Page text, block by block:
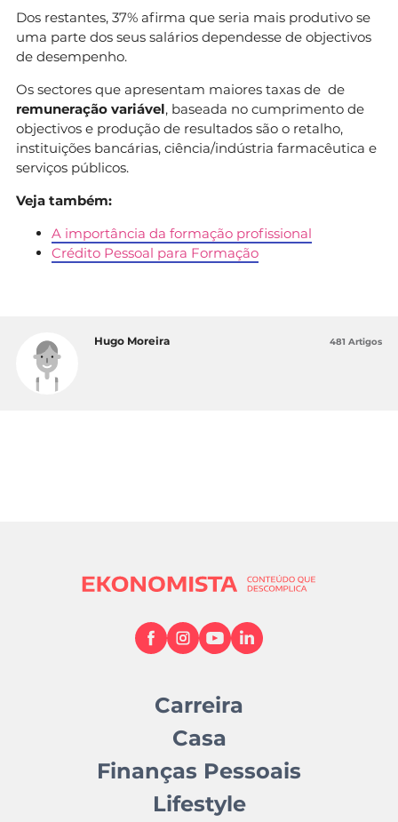
Dos restantes, 37% afirma que seria mais produtivo se
uma parte dos seus salários dependesse de objectivos
de desempenho.
Os sectores que apresentam maiores taxas de de
remuneração variável, baseada no cumprimento de
objectivos e produção de resultados são o retalho,
instituições bancárias, ciência/indústria farmacêutica e
serviços públicos.
Veja também:
A importância da formação profissional
Crédito Pessoal para Formação
Hugo Moreira 481 Artigos
Carreira
Casa
Finanças Pessoais
Lifestyle